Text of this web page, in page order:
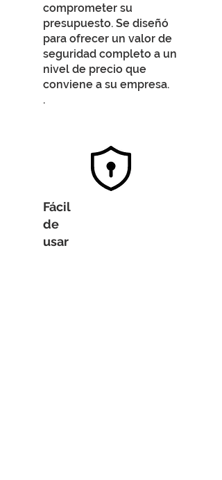
comprometer su
presupuesto. Se diseñó
para ofrecer un valor de
seguridad completo a un
nivel de precio que
conviene a su empresa.
.
Fácil
de
usar